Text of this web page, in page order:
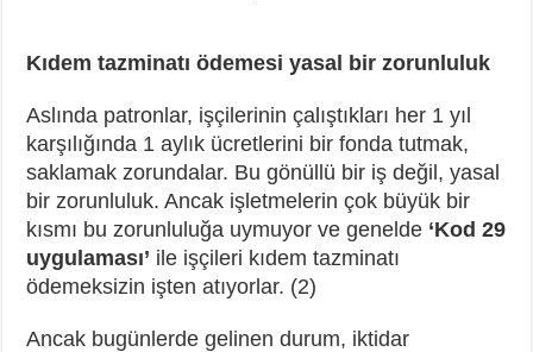
Kıdem tazminatı ödemesi yasal bir zorunluluk
Aslında patronlar, işçilerinin çalıştıkları her 1 yıl
karşılığında 1 aylık ücretlerini bir fonda tutmak,
saklamak zorundalar. Bu gönüllü bir iş değil, yasal
bir zorunluluk. Ancak işletmelerin çok büyük bir
kısmı bu zorunluluğa uymuyor ve genelde ‘Kod 29
uygulaması’ ile işçileri kıdem tazminatı
ödemeksizin işten atıyorlar. (2)
Ancak bugünlerde gelinen durum, iktidar